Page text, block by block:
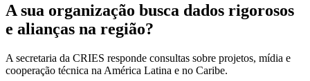
A sua organização busca dados rigorosos
e alianças na região?
A secretaria da CRIES responde consultas sobre projetos, mídia e
cooperação técnica na América Latina e no Caribe.